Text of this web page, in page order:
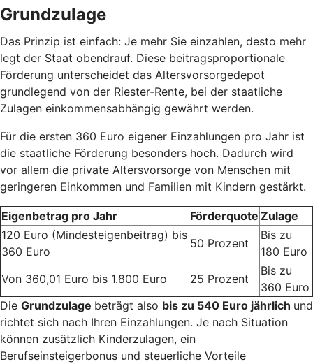
Grundzulage
Das Prinzip ist einfach: Je mehr Sie einzahlen, desto mehr
legt der Staat obendrauf. Diese beitragsproportionale
Förderung unterscheidet das Altersvorsorgedepot
grundlegend von der Riester-Rente, bei der staatliche
Zulagen einkommensabhängig gewährt werden.
Für die ersten 360 Euro eigener Einzahlungen pro Jahr ist
die staatliche Förderung besonders hoch. Dadurch wird
vor allem die private Altersvorsorge von Menschen mit
geringeren Einkommen und Familien mit Kindern gestärkt.
Eigenbetrag pro Jahr Förderquote Zulage
120 Euro (Mindesteigenbeitrag) bis
360 Euro
50 Prozent
Bis zu
180 Euro
Von 360,01 Euro bis 1.800 Euro
25 Prozent
Bis zu
360 Euro
Die Grundzulage beträgt also bis zu 540 Euro jährlich und
richtet sich nach Ihren Einzahlungen. Je nach Situation
können zusätzlich Kinderzulagen, ein
Berufseinsteigerbonus und steuerliche Vorteile